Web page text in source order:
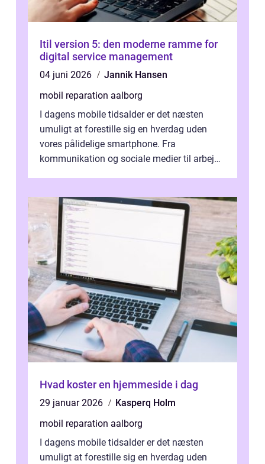
Itil version 5: den moderne ramme for
digital service management
04 juni 2026
Jannik Hansen
mobil reparation aalborg
I dagens mobile tidsalder er det næsten
umuligt at forestille sig en hverdag uden
vores pålidelige smartphone. Fra
kommunikation og sociale medier til arbejde
Hvad koster en hjemmeside i dag
29 januar 2026
Kasperq Holm
mobil reparation aalborg
I dagens mobile tidsalder er det næsten
umuligt at forestille sig en hverdag uden